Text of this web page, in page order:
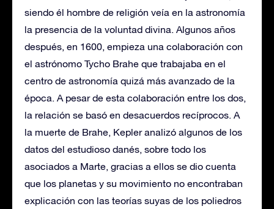
siendo él hombre de religión veía en la astronomía
la presencia de la voluntad divina. Algunos años
después, en 1600, empieza una colaboración con
el astrónomo Tycho Brahe que trabajaba en el
centro de astronomía quizá más avanzado de la
época. A pesar de esta colaboración entre los dos,
la relación se basó en desacuerdos recíprocos. A
la muerte de Brahe, Kepler analizó algunos de los
datos del estudioso danés, sobre todo los
asociados a Marte, gracias a ellos se dio cuenta
que los planetas y su movimiento no encontraban
explicación con las teorías suyas de los poliedros